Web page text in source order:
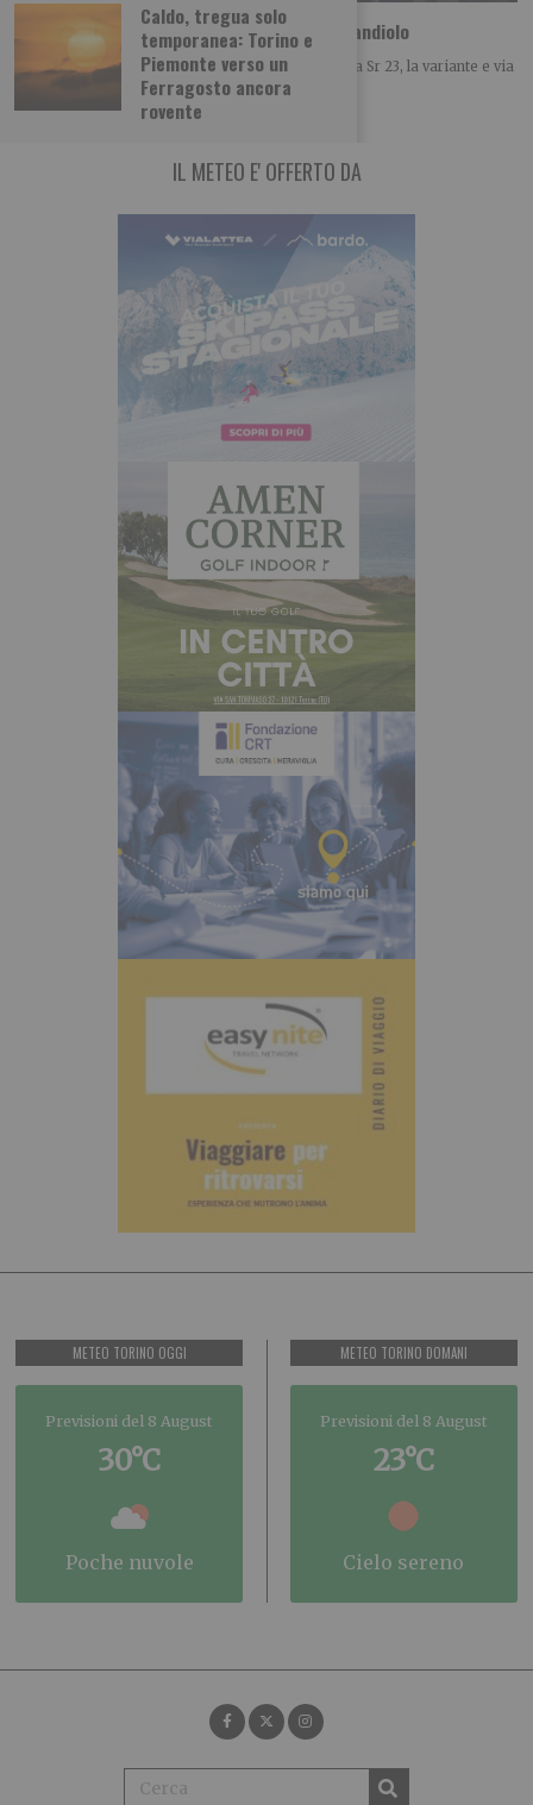
Caldo, tregua solo
temporanea: Torino e
Piemonte verso un
Ferragosto ancora
rovente
Camion perde il carico sulla rotatoria di Candiolo
Ieri nella rotatoria di Candiolo all’intersecarsi della Sr 23, la variante e via
Stupinigi un camion
IL METEO E' OFFERTO DA
METEO TORINO OGGI
Previsioni del 8 August
30°C
poche nuvole
METEO TORINO DOMANI
Previsioni del 8 August
23°C
cielo sereno